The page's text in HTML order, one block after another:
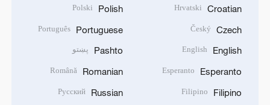
Croatian
Hrvatski
Czech
Český
English
English
Esperanto
Esperanto
Filipino
Filipino
Polish
Polski
Portuguese
Português
Pashto پښتو
Romanian
Română
Russian
Русский